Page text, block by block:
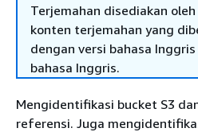
Terjemahan disediakan
konten terjemahan yang
dengan versi bahasa
bahasa Inggris.
Mengidentifikasi bucket S3
referensi. Juga